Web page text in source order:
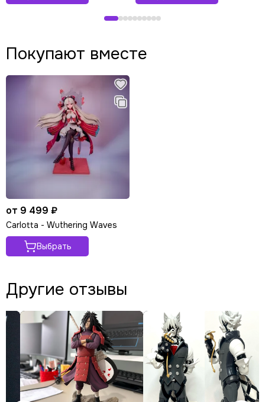
Покупают вместе
от 9 499 ₽
Carlotta - Wuthering Waves
Выбрать
Другие отзывы